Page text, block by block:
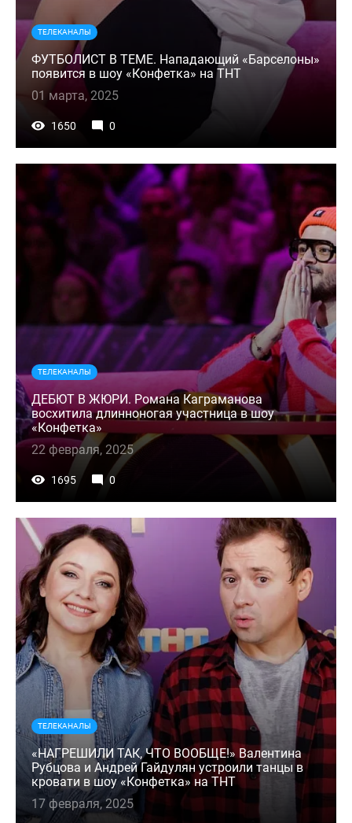
ТЕЛЕКАНАЛЫ
ФУТБОЛИСТ В ТЕМЕ. Нападающий «Барселоны»
появится в шоу «Конфетка» на ТНТ
01 марта, 2025
1650 0
ТЕЛЕКАНАЛЫ
ДЕБЮТ В ЖЮРИ. Романа Каграманова
восхитила длинноногая участница в шоу
«Конфетка»
22 февраля, 2025
1695 0
ТЕЛЕКАНАЛЫ
«НАГРЕШИЛИ ТАК, ЧТО ВООБЩЕ!» Валентина
Рубцова и Андрей Гайдулян устроили танцы в
кровати в шоу «Конфетка» на ТНТ
17 февраля, 2025